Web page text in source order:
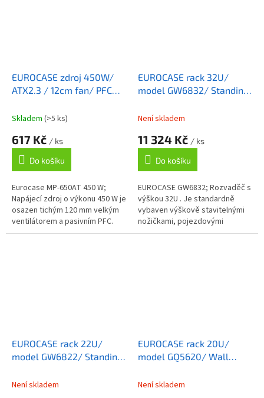
EUROCASE zdroj 450W/
ATX2.3 / 12cm fan/ PFC
80+
Skladem (>5 ks)
617 Kč / ks
Do košíku
Eurocase MP-650AT 450 W;
Napájecí zdroj o výkonu 450 W je
osazen tichým 120 mm velkým
ventilátorem a pasivním PFC.
Otáčky ventilátoru jsou řízeny
EUROCASE rack 32U/
model GW6832/ Standing
Není skladem
11 324 Kč / ks
Do košíku
EUROCASE GW6832; Rozvaděč s
výškou 32U . Je standardně
vybaven výškově stavitelnými
nožičkami, pojezdovými
kolečky, dvěma výškově
EUROCASE rack 22U/
model GW6822/ Standing
Není skladem
EUROCASE rack 20U/
model GQ5620/ Wall
Není skladem